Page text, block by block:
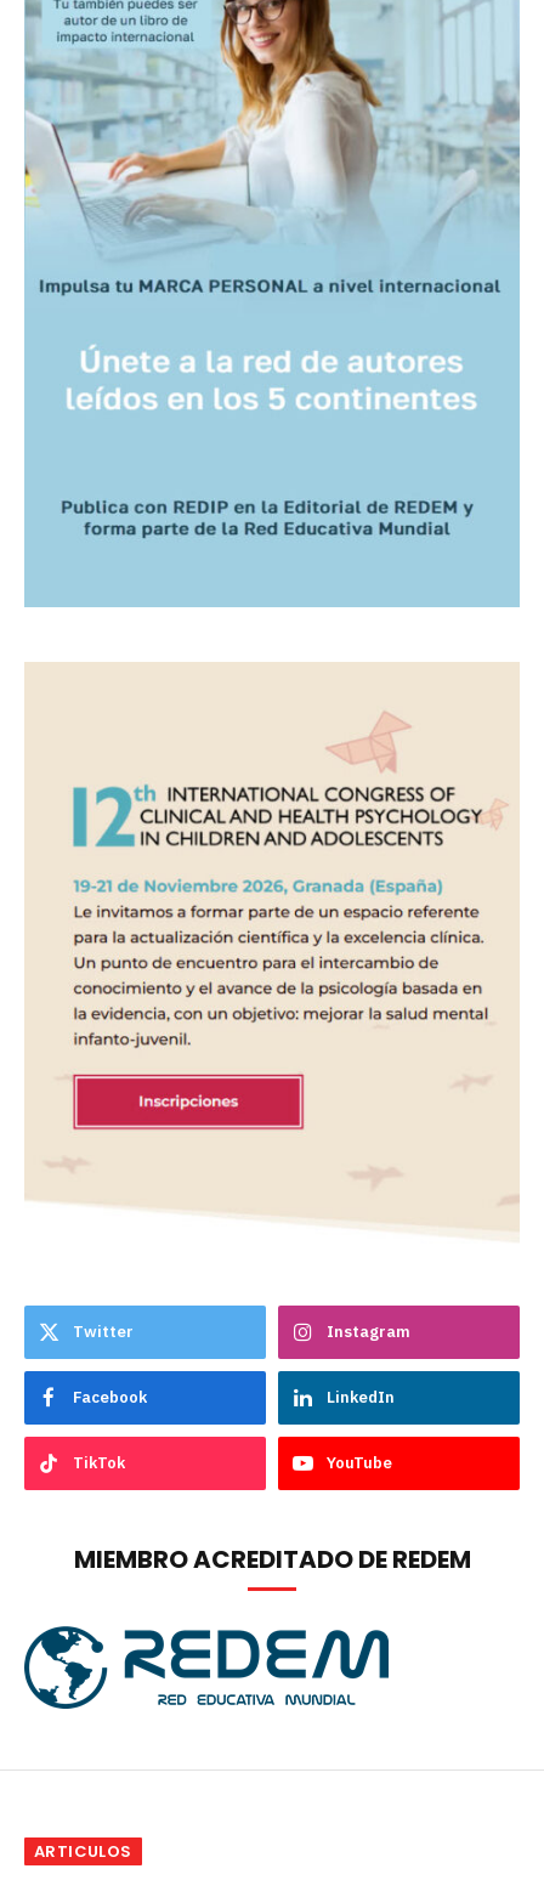
Twitter Instagram
Facebook LinkedIn
TikTok YouTube
MIEMBRO ACREDITADO DE REDEM
ARTICULOS